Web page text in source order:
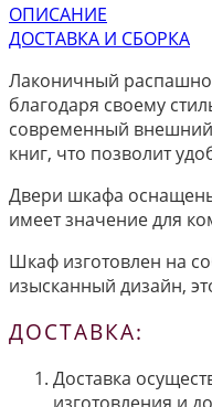
ОПИСАНИЕ
ДОСТАВКА И СБОРКА
Лаконичный
благодаря своему
современный
книг, что позволит
Двери шкафа
имеет значение для
Шкаф изготовлен на
изысканный дизайн,
ДОСТАВКА:
Доставка